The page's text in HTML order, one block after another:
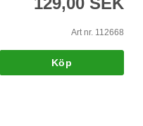
Art nr. 112668
Köp